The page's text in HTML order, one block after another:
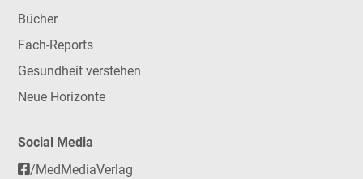
Bücher
Fach-Reports
Gesundheit verstehen
Neue Horizonte
Social Media
/MedMediaVerlag